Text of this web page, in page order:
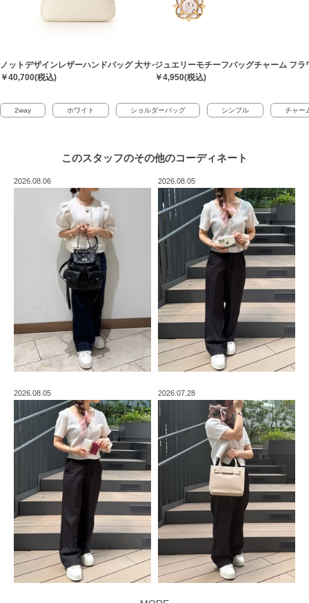
ノットデザインレザーハンドバッグ 大サイズ
￥40,700(税込)
ジュエリーモチーフバッグチャーム フラ
￥4,950(税込)
2way ホワイト ショルダーバッグ シンプル チャー
このスタッフのその他のコーディネート
2026.08.06 2026.08.05
2026.08.05 2026.07.28